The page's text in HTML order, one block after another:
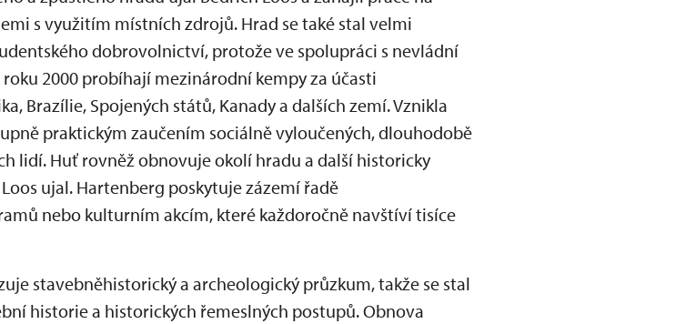
s využitím místních zdrojů. Hrad se také stal velmi
dobrovolnictví, protože ve spolupráci s nevládní
2000 probíhají mezinárodní kempy za účasti
Brazílie, Spojených států, Kanady a dalších zemí. Vznikla
praktickým zaučením sociálně vyloučených, dlouhodobě
lidí. Huť rovněž obnovuje okolí hradu a další historicky
ujal. Hartenberg poskytuje zázemí řadě
nebo kulturním akcím, které každoročně navštíví tisíce
stavebněhistorický a archeologický průzkum, takže se stal
historie a historických řemeslných postupů. Obnova